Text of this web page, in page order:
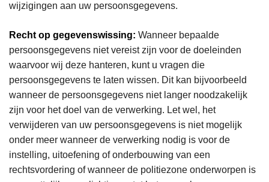
wijzigingen aan uw persoonsgegevens.
Recht op gegevenswissing: Wanneer bepaalde
persoonsgegevens niet vereist zijn voor de doeleinden
waarvoor wij deze hanteren, kunt u vragen die
persoonsgegevens te laten wissen. Dit kan bijvoorbeeld
wanneer de persoonsgegevens niet langer noodzakelijk
zijn voor het doel van de verwerking. Let wel, het
verwijderen van uw persoonsgegevens is niet mogelijk
onder meer wanneer de verwerking nodig is voor de
instelling, uitoefening of onderbouwing van een
rechtsvordering of wanneer de politiezone onderworpen is